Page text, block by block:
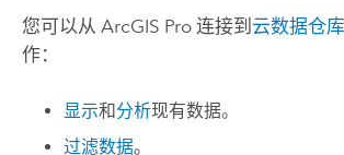
您可以从 ArcGIS Pro连接到 云数据仓库
作：
显示和分析现有数据。
过滤数据。